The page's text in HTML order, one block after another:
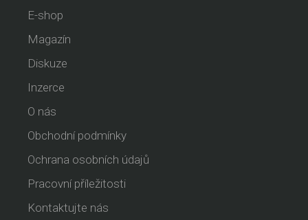
E-shop
Magazín
Diskuze
Inzerce
O nás
Obchodní podmínky
Ochrana osobních údajů
Pracovní příležitosti
Kontaktujte nás